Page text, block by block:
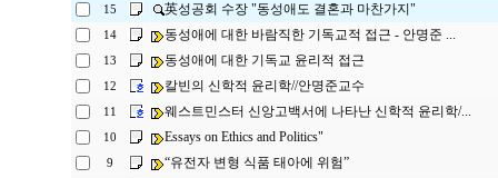
15 英성공회 수장 "동성애도 결혼과 마찬가지"
14 동성애에 대한 바람직한 기독교적 접근 - 안명준 ...
13 동성애에 대한 기독교 윤리적 접근
12 칼빈의 신학적 윤리학//안명준교수
11 웨스트민스터 신앙고백서에 나타난 신학적 윤리학/...
10 Essays on Ethics and Politics"
9 “유전자 변형 식품 태아에 위험”